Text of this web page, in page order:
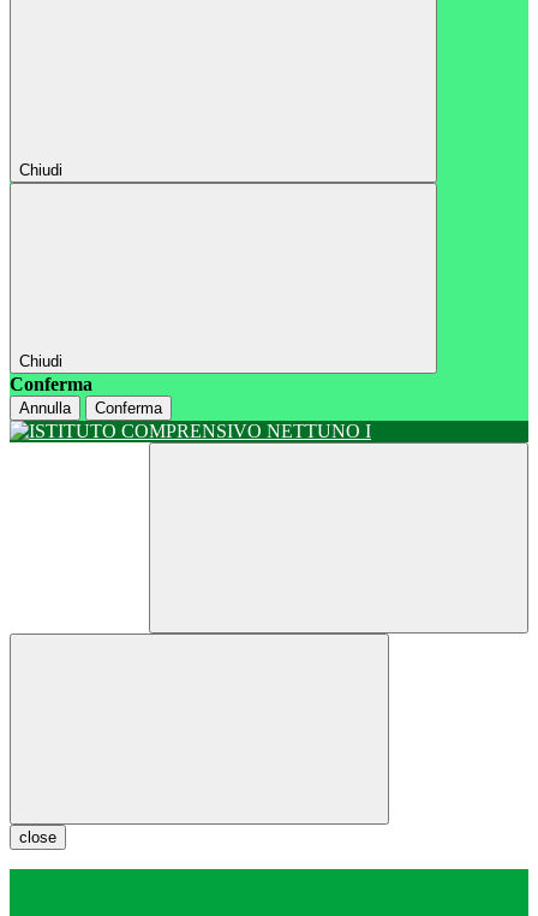
Chiudi
Chiudi
Conferma
Annulla Conferma
close